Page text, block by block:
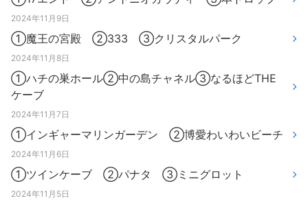
2024年11月9日
①魔王の宮殿 ②333 ③クリスタルパーク
2024年11月8日
①ハチの巣ホール②中の島チャネル③なるほどTHE
ケーブ
2024年11月7日
①インギャーマリンガーデン ②博愛わいわいビーチ
2024年11月6日
①ツインケーブ ②パナタ ③ミニグロット
2024年11月5日